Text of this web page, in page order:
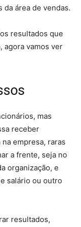
área de vendas.
resultados que
agora vamos ver
mas
receber
empresa, raras
a frente, seja no
organização, e
salário ou outro
resultados,